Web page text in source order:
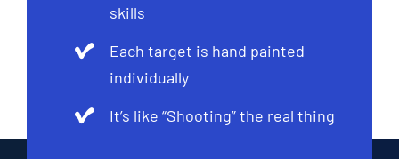
skills
Each target is hand painted
individually
It’s like “Shooting” the real thing